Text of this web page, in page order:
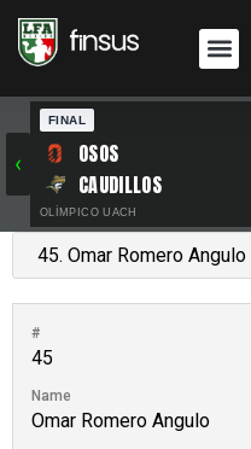
‹
FINAL
OSOS
CAUDILLOS
OLÍMPICO UACH
#
45
Name
Omar Romero Angulo